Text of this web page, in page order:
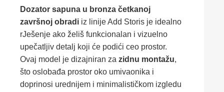
Dozator sapuna u bronza četkanoj
završnoj obradi iz linije Add Storis je idealno
rJešenje ako želiš funkcionalan i vizuelno
upečatljiv detalj koji će podići ceo prostor.
Ovaj model je dizajniran za zidnu montažu,
što oslobađa prostor oko umivaonika i
doprinosi urednijem i minimalističkom izgledu